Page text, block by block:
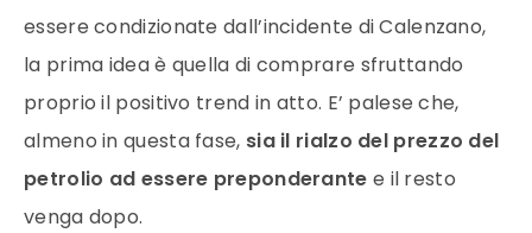
essere condizionate dall’incidente di Calenzano,
la prima idea è quella di comprare sfruttando
proprio il positivo trend in atto. E’ palese che,
almeno in questa fase, sia il rialzo del prezzo del
petrolio ad essere preponderante e il resto
venga dopo.